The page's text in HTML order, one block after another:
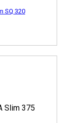
SQ 320